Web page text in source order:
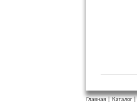
Главная | Каталог |